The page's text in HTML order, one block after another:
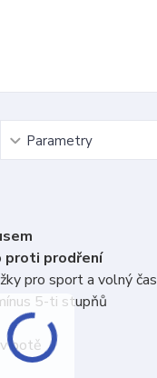
Parametry
proti prodření
pro sport a volný čas
5-ti stupňů
v botě